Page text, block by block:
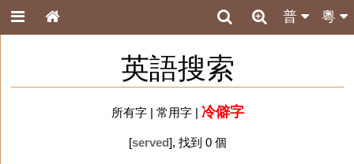
粵
普
英語搜索
所有字| 常用字| 冷僻字
[served], 找到 0 個